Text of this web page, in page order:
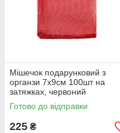
Мішечок подарунковий з
органзи 7x9см 100шт на
затяжках, червоний
Готово до відправки
225 ₴